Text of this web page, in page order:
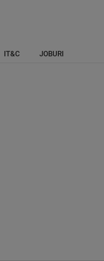
IT&C JOBURI